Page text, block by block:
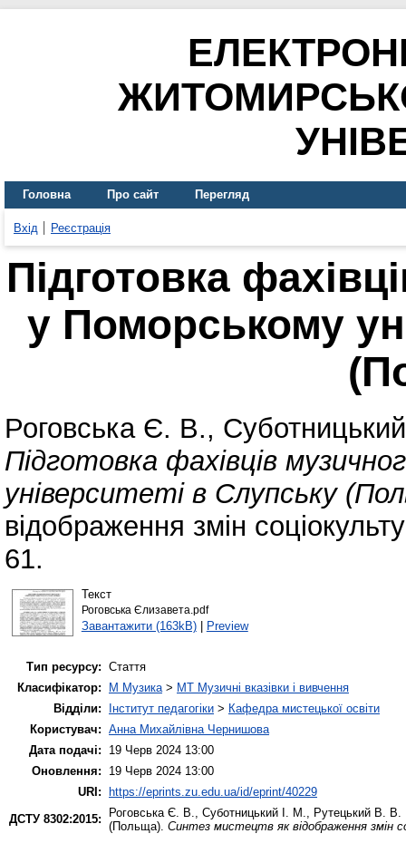
Головна Про сайт Перегляд
Вхід Реєстрація
Підготовка
у Поморському
Роговська Є. В.,
Підготовка фахівців
університеті в Слупську
відображення змін
61.
Текст
Роговська Єлизавета.pdf
Завантажити (163kB)| Preview
Тип ресурсу: Стаття
Класифікатор:
M Музика> MT Музичні вказівки і вивчення
Відділи:
Інститут педагогіки > Кафедра мистецької освіти
Користувач: Анна Михайлівна Чернишова
Дата подачі:
19 Черв 2024 13:00
Оновлення:
19 Черв 2024 13:00
URI:
https://eprints.zu.edu.ua/id/eprint/40229
ДСТУ 8302:2015:
Роговська Є. В., Суботницький І. М., Рутецький В. В.
(Польща). Синтез мистецтв як відображення змін